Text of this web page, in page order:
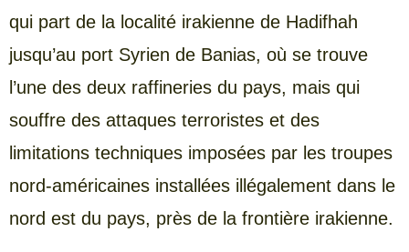
qui part de la localité irakienne de Hadifhah
jusqu’au port Syrien de Banias, où se trouve
l’une des deux raffineries du pays, mais qui
souffre des attaques terroristes et des
limitations techniques imposées par les troupes
nord-américaines installées illégalement dans le
nord est du pays, près de la frontière irakienne.